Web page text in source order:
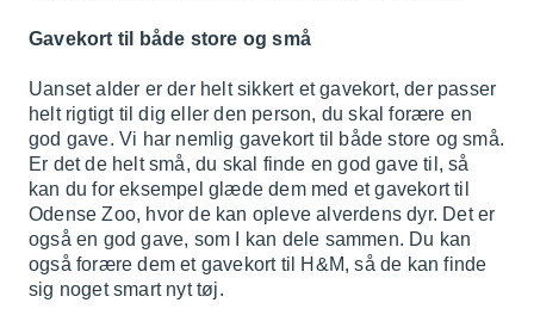
Gavekort til både store og små
Uanset alder er der helt sikkert et gavekort, der passer
helt rigtigt til dig eller den person, du skal forære en
god gave. Vi har nemlig gavekort til både store og små.
Er det de helt små, du skal finde en god gave til, så
kan du for eksempel glæde dem med et gavekort til
Odense Zoo, hvor de kan opleve alverdens dyr. Det er
også en god gave, som I kan dele sammen. Du kan
også forære dem et gavekort til H&M, så de kan finde
sig noget smart nyt tøj.